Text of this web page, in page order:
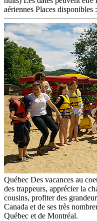
aériennes Places disponibles :
Québec Des vacances au
des trappeurs, apprécier la
cousins, profiter des
Canada et de ses très
Québec et de Montréal.